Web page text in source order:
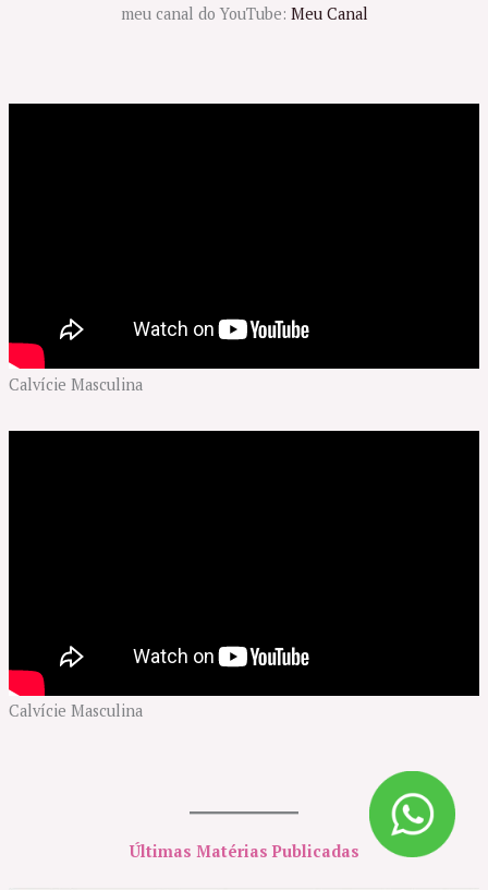
meu canal do YouTube: Meu Canal
Calvície Masculina
Calvície Masculina
Últimas Matérias Publicadas